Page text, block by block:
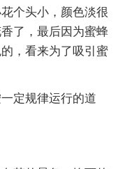
个头小，颜色淡很
了，最后因为蜜蜂
，看来为了吸引蜜
定规律运行的道